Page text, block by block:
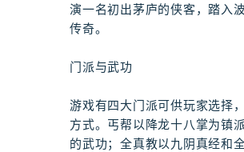
演一名初出茅庐的侠客，踏入
传奇。
门派与武功
游戏有四大门派可供玩家选择
方式。丐帮以降龙十八掌为镇
的武功；全真教以九阴真经和